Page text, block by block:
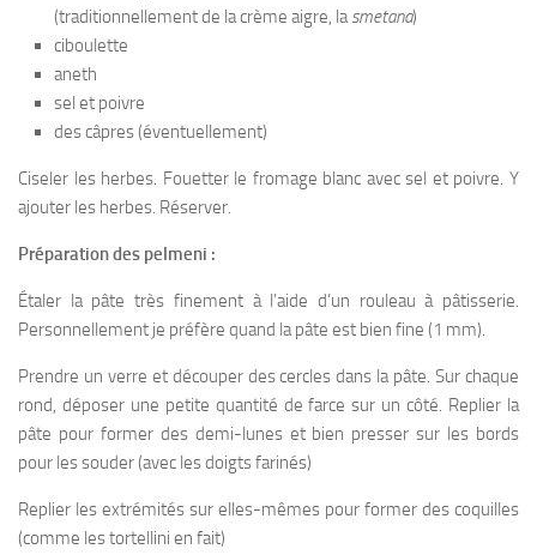
(traditionnellement de la crème aigre, lasmetana)
ciboulette
aneth
sel et poivre
des câpres (éventuellement)
Ciseler les herbes. Fouetter le fromage blanc avec sel et poivre. Y
ajouter les herbes. Réserver.
Préparation des pelmeni :
Étaler la pâte très finement à l’aide d’un rouleau à pâtisserie.
Personnellement je préfère quand la pâte est bien fine (1 mm).
Prendre un verre et découper des cercles dans la pâte. Sur chaque
rond, déposer une petite quantité de farce sur un côté. Replier la
pâte pour former des demi-lunes et bien presser sur les bords
pour les souder (avec les doigts farinés)
Replier les extrémités sur elles-mêmes pour former des coquilles
(comme les tortellini en fait)